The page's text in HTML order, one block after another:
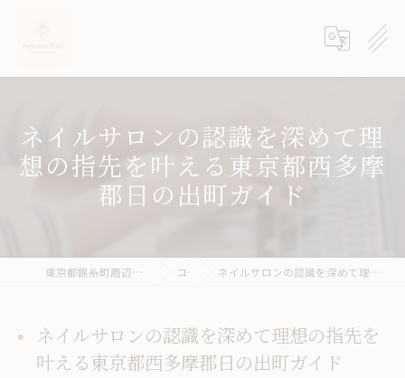
ネイルサロンの認識を深めて理
想の指先を叶える東京都西多摩
郡日の出町ガイド
東京都錦糸町周辺のネイルサロンならneroria nail コラム ネイルサロンの認識を深めて理想の指先を叶える東京都西多摩郡日の出町ガイド
ネイルサロンの認識を深めて理想の指先を
叶える東京都西多摩郡日の出町ガイド